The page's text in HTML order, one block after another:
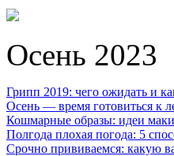
Осень 2023
Грипп 2019: чего ожидать и
Осень — время готовиться к
Кошмарные образы: идеи
Полгода плохая погода: 5
Срочно прививаемся: какую